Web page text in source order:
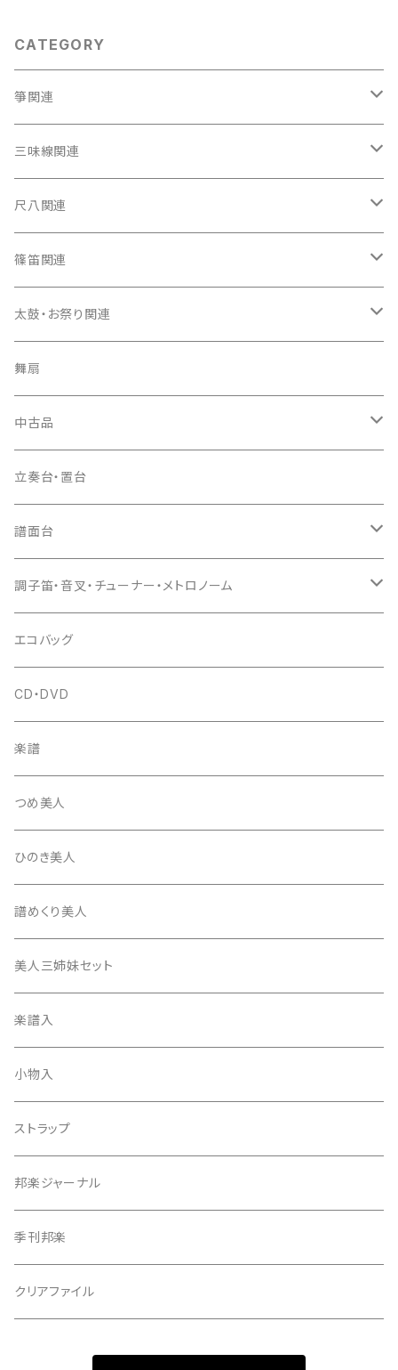
CATEGORY
箏関連
箏（本体）
箏カバー
箏袋
口前袋・尾布
爪・爪輪
爪入
爪駒入
猫足入
爪ばさみ
箏柱
柱入
平柱入
三角柱入
琴台
13絃用琴台（低）
13絃用琴台（高）
桐柱箱
消音フェルト
三味線関連
三味線（本体）
三味線ケース
長トランク・三ツ折トランク
ソフトケース
雨用カバー
長袋・三ツ組袋・胴袋
胴掛
根緒
糸
(丸三) 寿糸
はつね糸
駒
地唄駒
長唄駒
糸駒入
爪駒入
撥入
一丁撥入
三角撥入（ファスナー式）
撥
長唄・民謡撥
地唄撥
撥さや
撥滑り止めゴム
ひざゴム・胴ゴム・おひざもと
天神袋
天神巾着
指すり
つぼシール
撥皮・撥皮のり
胴板
尺八関連
尺八（本体）
尺八袋
歌口キャップ
つゆ切り
篠笛関連
篠笛（本体）
お祭り用６穴
お祭り用７穴
篠笛袋
太鼓・お祭り関連
太鼓（本体）
太鼓撥
手拍子（チャンチャン）
当り鉦
シュモク（当り鉦バチ）
舞扇
中古品
箏（本体）
三味線（本体）
立奏台・置台
譜面台
座奏用譜面台
立奏用譜面台
調子笛・音叉・チューナー・メトロノーム
調子笛・音叉
チューナー・メトロノーム
エコバッグ
CD・DVD
楽譜
つめ美人
ひのき美人
譜めくり美人
美人三姉妹セット
楽譜入
小物入
ストラップ
邦楽ジャーナル
季刊邦楽
クリアファイル